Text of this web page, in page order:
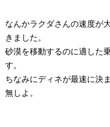
なんかラクダさんの速度が
きました。
砂漠を移動するのに適した
す。
ちなみにディネが最速に決
無しよ。